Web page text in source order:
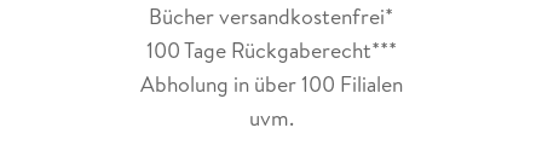
Bücher versandkostenfrei*
100 Tage Rückgaberecht***
Abholung in über 100 Filialen
uvm.